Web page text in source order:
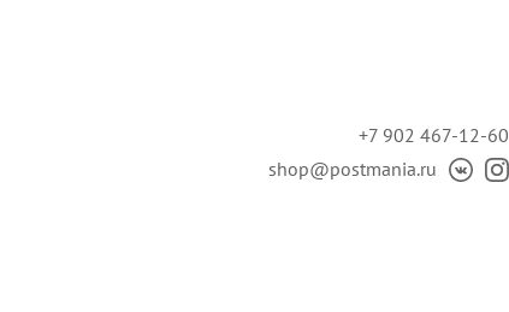
+7 902 467-12-60
shop@postmania.ru